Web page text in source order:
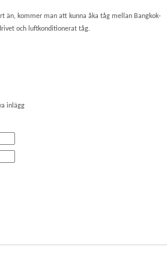
än, kommer man att kunna åka tåg mellan Bangkok-
och luftkonditionerat tåg.
inlägg